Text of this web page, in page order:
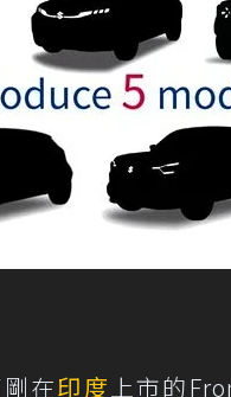
在印度上市的